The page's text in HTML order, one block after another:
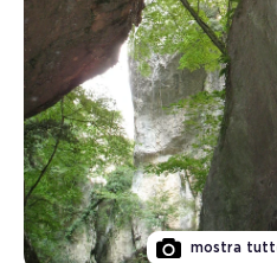
mostra